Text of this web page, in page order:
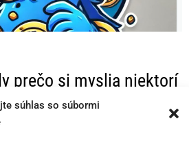
súhlas so súbormi
prečo si myslia niektorí
že Bitcoin dosahuje
cykle